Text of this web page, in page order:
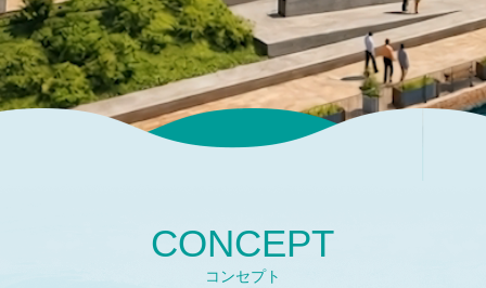
CONCEPT
コンセプト